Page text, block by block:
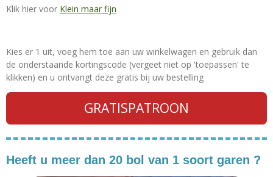
Klik hier voor Klein maar fijn
Kies er 1 uit, voeg hem toe aan uw winkelwagen en gebruik dan
de onderstaande kortingscode (vergeet niet op 'toepassen' te
klikken) en u ontvangt deze gratis bij uw bestelling
GRATISPATROON
Heeft u meer dan 20 bol van 1 soort garen ?